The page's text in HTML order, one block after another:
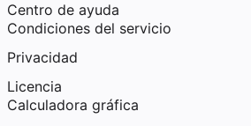
Centro de ayuda
Condiciones del servicio
Privacidad
Licencia
Calculadora gráfica